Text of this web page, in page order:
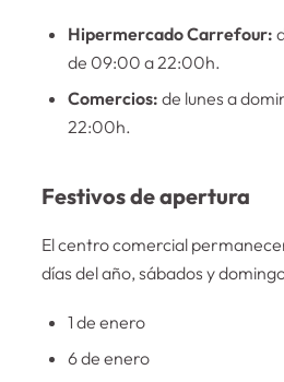
Hipermercado Carrefour:
de 09:00 a 22:00h.
Comercios: de lunes a
22:00h.
Festivos de apertura
El centro comercial
días del año, sábados y
1 de enero
6 de enero